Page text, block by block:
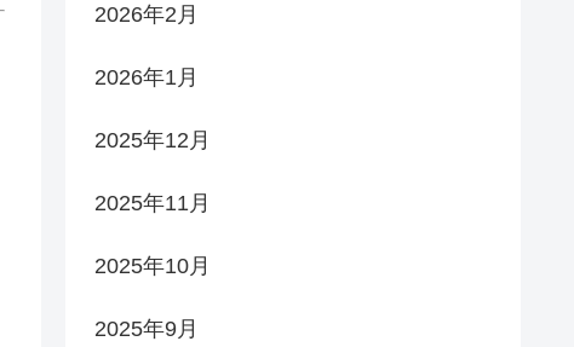
2026年2月
2026年1月
2025年12月
2025年11月
2025年10月
2025年9月